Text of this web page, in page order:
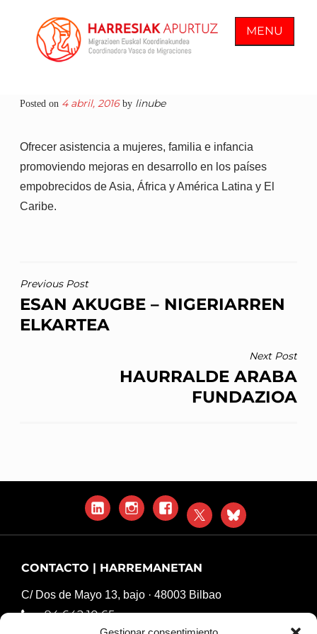
content
reconocida su ciudadanía plena
MENU
Posted on 4 abril, 2016by linube
Ofrecer asistencia a mujeres, familia e infancia
promoviendo mejoras en desarrollo en los países
empobrecidos de Asia, África y América Latina y El
Caribe.
NAVEGACIÓN
DE
ENTRADAS
Previous Post
ESAN AKUGBE – NIGERIARREN
ELKARTEA
Next Post
HAURRALDE ARABA
FUNDAZIOA
LinkedInInstagramFacebook
X
Blue
Sky
CONTACTO | HARREMANETAN
C/ Dos de Mayo 13, bajo · 48003 Bilbao
94 642 10 65